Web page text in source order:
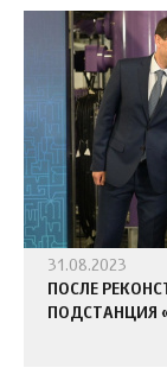
31.08.2023
ПОСЛЕ
ПОДСТАНЦИЯ